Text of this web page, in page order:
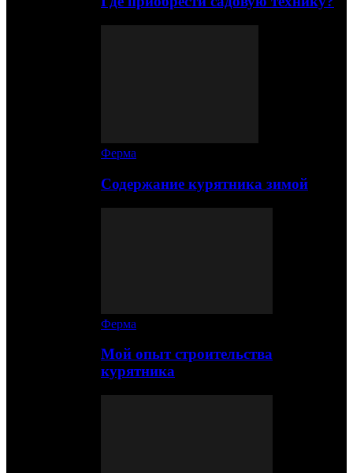
Ферма
Содержание курятника зимой
Ферма
Мой опыт строительства
курятника